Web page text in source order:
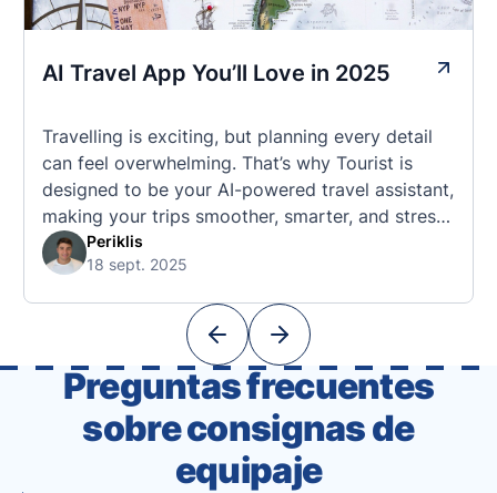
AI Travel App You’ll Love in 2025
Travelling is exciting, but planning every detail
can feel overwhelming. That’s why Tourist is
designed to be your AI-powered travel assistant,
making your trips smoother, smarter, and stress-
free. 🧭 What Makes the Tourist App Unique?
Unlike standard travel apps, Tourist combines
With Tourist, your trip planning becomes as
Periklis
18 sept. 2025
Preguntas frecuentes
sobre consignas de
equipaje